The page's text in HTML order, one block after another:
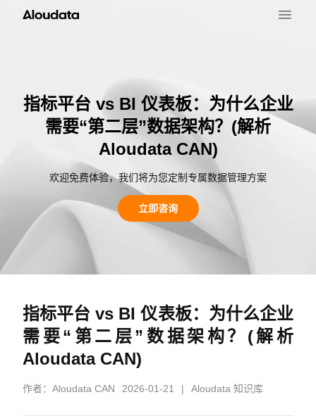
指标平台 vs BI 仪表板：为什么企业
需要“第二层”数据架构？(解析
Aloudata CAN)
欢迎免费体验，我们将为您定制专属数据管理方案
立即咨询
指标平台 vs BI 仪表板：为什么企业
需要“第二层”数据架构？(解析
Aloudata CAN)
作者： Aloudata CAN 2026-01-21 | Aloudata 知识库